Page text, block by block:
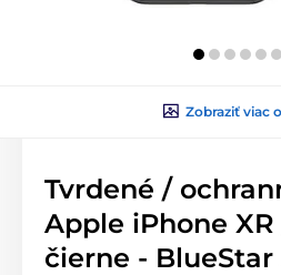
Zobraziť viac
Tvrdené /
Apple iPhone XR
čierne - BlueStar